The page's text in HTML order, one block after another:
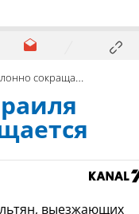
сокращается
выезжающих